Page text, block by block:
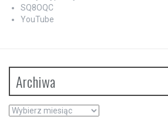
SQ8OQC
YouTube
Archiwa
Archiwa